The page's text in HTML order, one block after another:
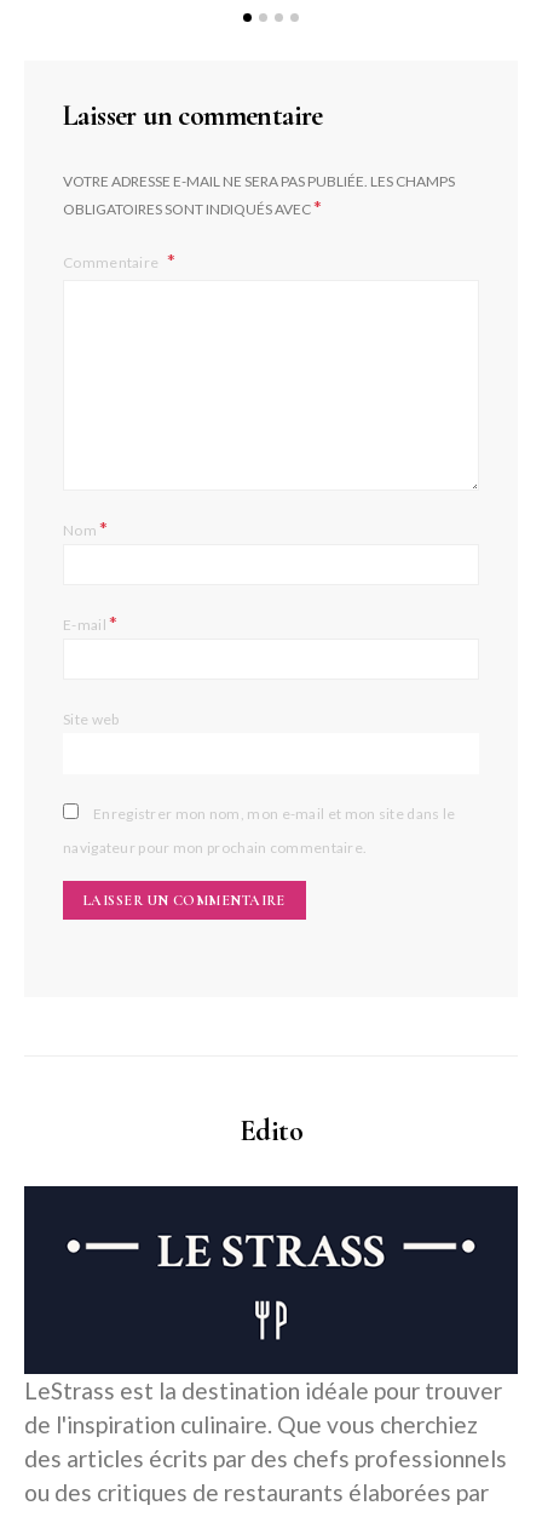
Laisser un commentaire
VOTRE ADRESSE E-MAIL NE SERA PAS PUBLIÉE. LES CHAMPS
OBLIGATOIRES SONT INDIQUÉS AVEC*
Commentaire
Nom*
E-mail*
Site web
Enregistrer mon nom, mon e-mail et mon site dans le
navigateur pour mon prochain commentaire.
Edito
LeStrass est la destination idéale pour trouver
de l'inspiration culinaire. Que vous cherchiez
des articles écrits par des chefs professionnels
ou des critiques de restaurants élaborées par